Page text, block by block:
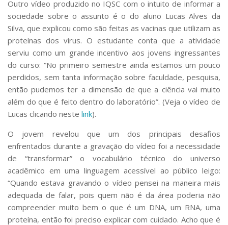
Outro vídeo produzido no IQSC com o intuito de informar a
sociedade sobre o assunto é o do aluno Lucas Alves da
Silva, que explicou como são feitas as vacinas que utilizam as
proteínas dos vírus. O estudante conta que a atividade
serviu como um grande incentivo aos jovens ingressantes
do curso: “No primeiro semestre ainda estamos um pouco
perdidos, sem tanta informação sobre faculdade, pesquisa,
então pudemos ter a dimensão de que a ciência vai muito
além do que é feito dentro do laboratório”. (Veja o vídeo de
Lucas clicando neste link).
O jovem revelou que um dos principais desafios
enfrentados durante a gravação do vídeo foi a necessidade
de “transformar” o vocabulário técnico do universo
acadêmico em uma linguagem acessível ao público leigo:
“Quando estava gravando o vídeo pensei na maneira mais
adequada de falar, pois quem não é da área poderia não
compreender muito bem o que é um DNA, um RNA, uma
proteína, então foi preciso explicar com cuidado. Acho que é